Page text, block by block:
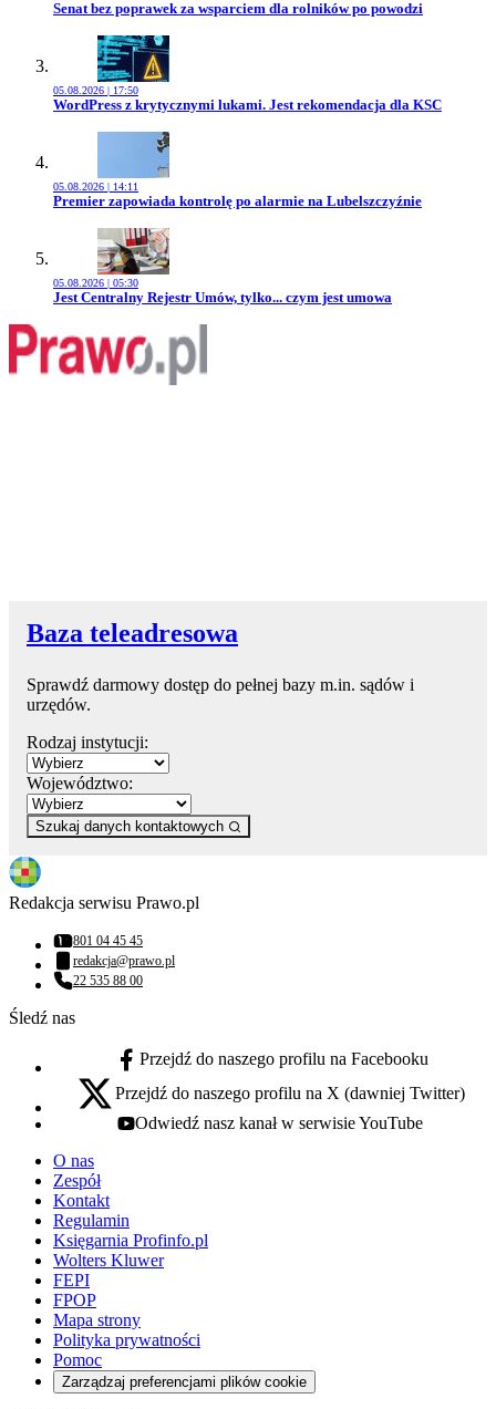
Przejdź do artykułu:
Senat bez poprawek za wsparciem dla rolników po powodzi
05.08.2026 | 17:50
Przejdź do artykułu:
WordPress z krytycznymi lukami. Jest rekomendacja dla KSC
05.08.2026 | 14:11
Przejdź do artykułu:
Premier zapowiada kontrolę po alarmie na Lubelszczyźnie
05.08.2026 | 05:30
Przejdź do artykułu:
Jest Centralny Rejestr Umów, tylko... czym jest umowa
Baza teleadresowa
Sprawdź darmowy dostęp do pełnej bazy m.in. sądów i
urzędów.
Rodzaj instytucji:
Województwo:
Szukaj danych kontaktowych
Redakcja serwisu Prawo.pl
Numer telefonu:
801 04 45 45
Adres email:
redakcja@prawo.pl
Numer telefonu:
22 535 88 00
Śledź nas
facebook - otwiera się w nowej karcie
Przejdź do naszego profilu na Facebooku
x - otwiera się w nowej karcie
Przejdź do naszego profilu na X (dawniej Twitter)
youtube - otwiera się w nowej karcie
Odwiedź nasz kanał w serwisie YouTube
O nas
Zespół
Kontakt
Regulamin
Księgarnia Profinfo.pl
Wolters Kluwer
FEPI
FPOP
Mapa strony
Polityka prywatności
Pomoc
Zarządzaj preferencjami plików cookie